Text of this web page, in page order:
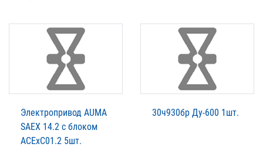
Электропривод AUMA
SAEX 14.2 c блоком
ACExC01.2 5шт.
30ч930бр Ду-600 1шт.